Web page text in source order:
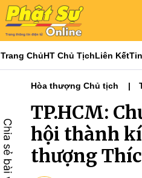
Trang ChủHT Chủ TịchLiên Kết
Hòa thượng Chủ tịch
TP.HCM:
hội thành
thượng